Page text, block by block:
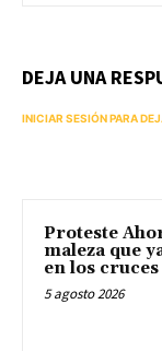
DEJA UNA
INICIAR SESIÓN PARA
Proteste
maleza que
en los cruces
5 agosto 2026